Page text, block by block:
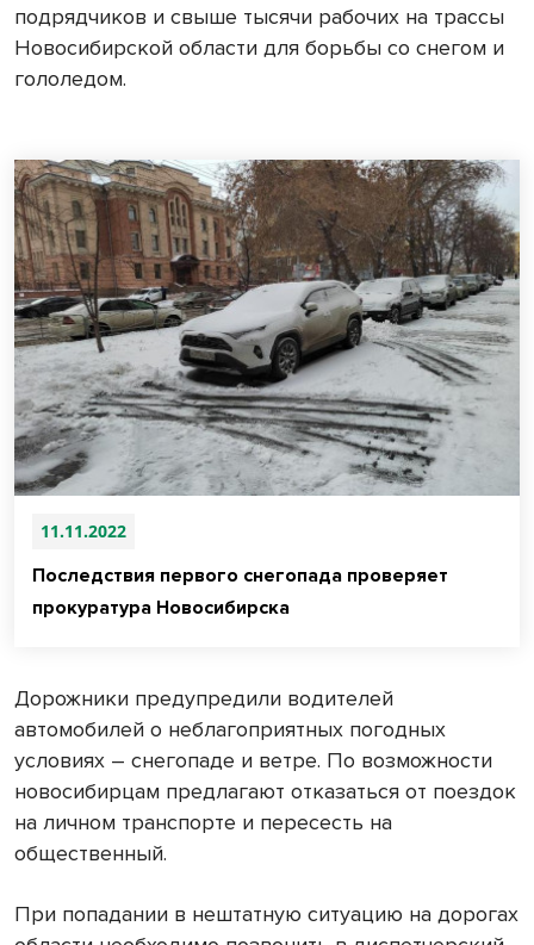
подрядчиков и свыше тысячи рабочих на трассы
Новосибирской области для борьбы со снегом и
гололедом.
11.11.2022
Последствия первого снегопада проверяет
прокуратура Новосибирска
Дорожники предупредили водителей
автомобилей о неблагоприятных погодных
условиях – снегопаде и ветре. По возможности
новосибирцам предлагают отказаться от поездок
на личном транспорте и пересесть на
общественный.
При попадании в нештатную ситуацию на дорогах